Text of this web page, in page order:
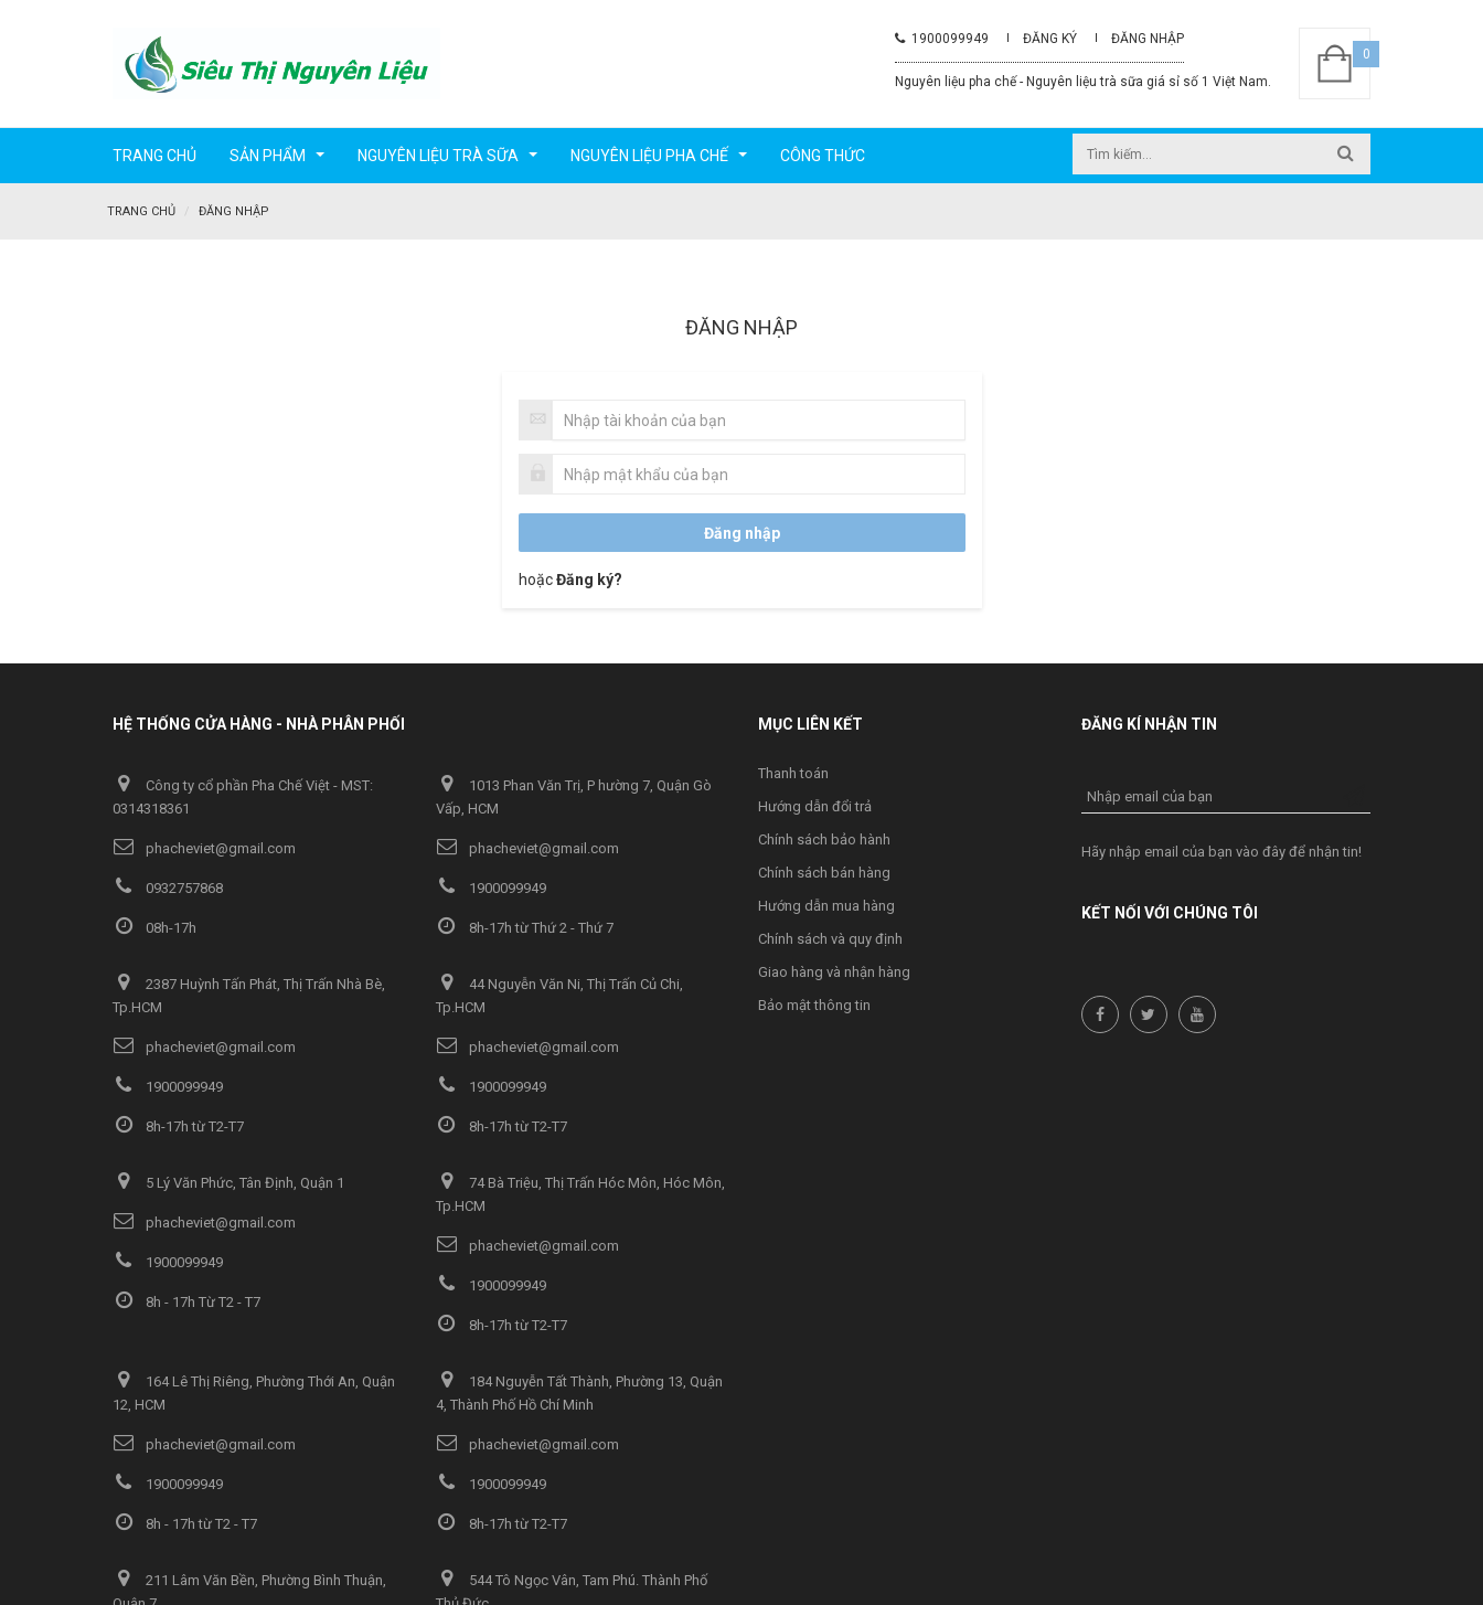
0
1900099949 ĐĂNG KÝ ĐĂNG NHẬP
Nguyên liệu pha chế - Nguyên liệu trà sữa giá sỉ số 1 Việt Nam.
TRANG CHỦ SẢN PHẨM NGUYÊN LIỆU TRÀ SỮA NGUYÊN LIỆU PHA CHẾ CÔNG THỨC
TRANG CHỦ ĐĂNG NHẬP
ĐĂNG NHẬP
hoặcĐăng ký?
HỆ THỐNG CỬA HÀNG - NHÀ PHÂN PHỐI
Công ty cổ phần Pha Chế Việt - MST:
0314318361
phacheviet@gmail.com
0932757868
08h-17h
1013 Phan Văn Trị, P hường 7, Quận Gò
Vấp, HCM
phacheviet@gmail.com
1900099949
8h-17h từ Thứ 2 - Thứ 7
2387 Huỳnh Tấn Phát, Thị Trấn Nhà Bè,
Tp.HCM
phacheviet@gmail.com
1900099949
8h-17h từ T2-T7
44 Nguyễn Văn Ni, Thị Trấn Củ Chi,
Tp.HCM
phacheviet@gmail.com
1900099949
8h-17h từ T2-T7
5 Lý Văn Phức, Tân Định, Quận 1
phacheviet@gmail.com
1900099949
8h - 17h Từ T2 - T7
74 Bà Triệu, Thị Trấn Hóc Môn, Hóc Môn,
Tp.HCM
phacheviet@gmail.com
1900099949
8h-17h từ T2-T7
164 Lê Thị Riêng, Phường Thới An, Quận
12, HCM
phacheviet@gmail.com
1900099949
8h - 17h từ T2 - T7
184 Nguyễn Tất Thành, Phường 13, Quận
4, Thành Phố Hồ Chí Minh
phacheviet@gmail.com
1900099949
8h-17h từ T2-T7
211 Lâm Văn Bền, Phường Bình Thuận,
544 Tô Ngọc Vân, Tam Phú. Thành Phố
MỤC LIÊN KẾT
Thanh toán
Hướng dẫn đổi trả
Chính sách bảo hành
Chính sách bán hàng
Hướng dẫn mua hàng
Chính sách và quy định
Giao hàng và nhận hàng
Bảo mật thông tin
ĐĂNG KÍ NHẬN TIN
Nhập email của bạn
Hãy nhập email của bạn vào đây để nhận tin!
KẾT NỐI VỚI CHÚNG TÔI